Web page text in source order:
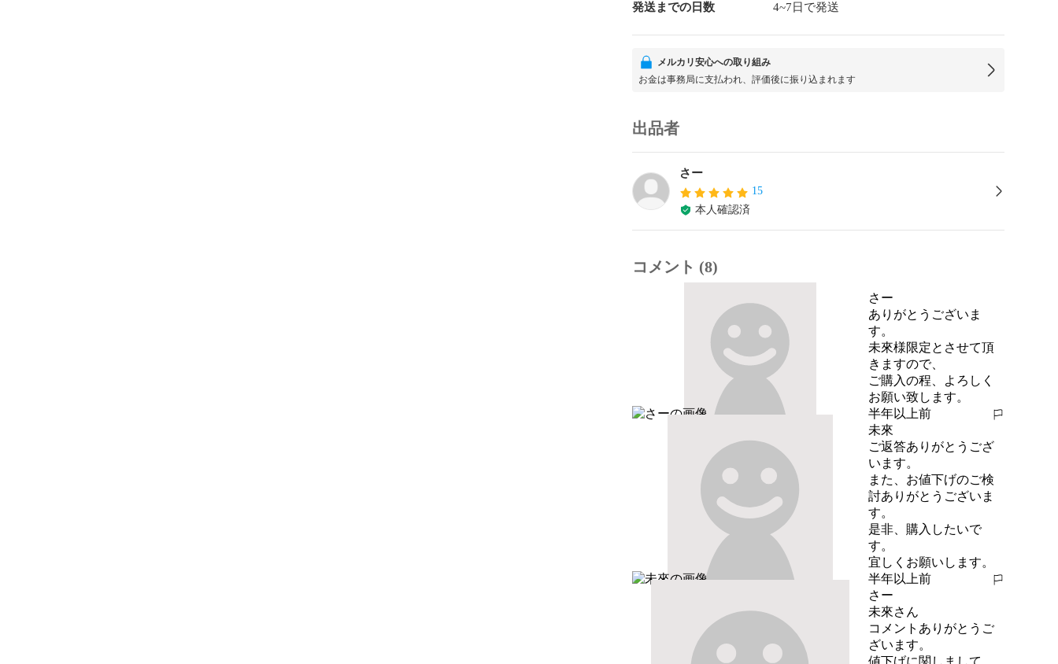
発送までの日数 4~7日で発送
メルカリ安心への取り組み
お金は事務局に支払われ、評価後に振り込まれます
出品者
さー
15
本人確認済
コメント (8)
さー
ありがとうございま
す。
未來様限定とさせて頂
きますので、
ご購入の程、よろしく
お願い致します。
半年以上前
報告する
未來
ご返答ありがとうござ
います。
また、お値下げのご検
討ありがとうございま
す。
是非、購入したいで
す。
宜しくお願いします。
半年以上前
報告する
さー
未來さん
コメントありがとうご
ざいます。
値下げに関しまして